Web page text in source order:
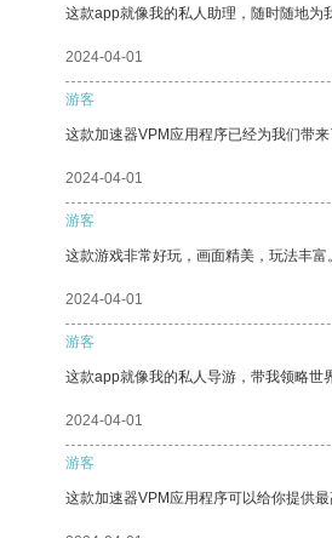
这款app就像我的私人助理，随时随地为
2024-04-01
游客
这款加速器VPM应用程序已经为我们带来
2024-04-01
游客
这款游戏非常好玩，画面精美，玩法丰富。
2024-04-01
游客
这款app就像我的私人导游，带我领略世
2024-04-01
游客
这款加速器VPM应用程序可以给你提供